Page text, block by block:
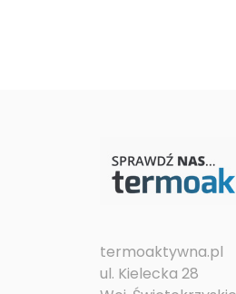
termoaktywna.pl
ul. Kielecka 28